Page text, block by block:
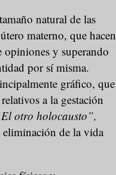
natural de las
materno, que hacen
y superando
por sí misma.
gráfico, que
a la gestación
otro holocausto”,
eliminación de la vida